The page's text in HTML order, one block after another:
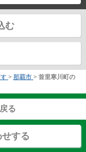
む
> 那覇市 > 首里寒川町の
る
する